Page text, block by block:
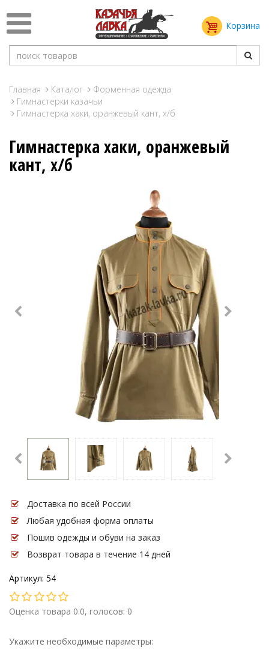
Корзина
Главная Каталог
Форменная одежда
Гимнастерки казачьи
Гимнастерка хаки, оранжевый кант, х/б
Гимнастерка хаки, оранжевый
кант, х/б
Доставка по всей России
Любая удобная форма оплаты
Пошив одежды и обуви на заказ
Возврат товара в течение 14 дней
Артикул: 54
Оценка товара 0.0, голосов: 0
Укажите необходимые параметры: